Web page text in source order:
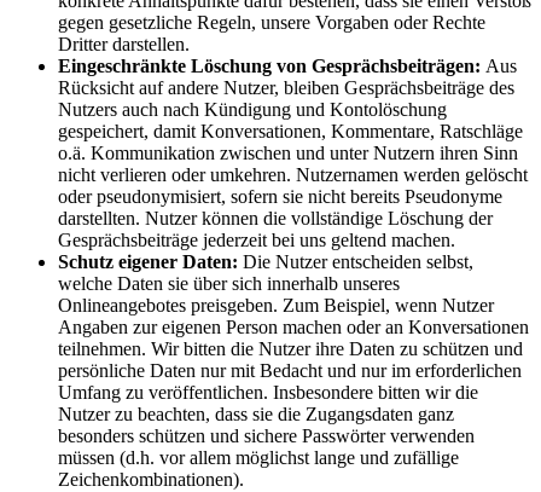
gegen gesetzliche Regeln, unsere Vorgaben oder Rechte
Dritter darstellen.
Eingeschränkte Löschung von Gesprächsbeiträgen: Aus
Rücksicht auf andere Nutzer, bleiben Gesprächsbeiträge des
Nutzers auch nach Kündigung und Kontolöschung
gespeichert, damit Konversationen, Kommentare, Ratschläge
o.ä. Kommunikation zwischen und unter Nutzern ihren Sinn
nicht verlieren oder umkehren. Nutzernamen werden gelöscht
oder pseudonymisiert, sofern sie nicht bereits Pseudonyme
darstellten. Nutzer können die vollständige Löschung der
Gesprächsbeiträge jederzeit bei uns geltend machen.
Schutz eigener Daten: Die Nutzer entscheiden selbst,
welche Daten sie über sich innerhalb unseres
Onlineangebotes preisgeben. Zum Beispiel, wenn Nutzer
Angaben zur eigenen Person machen oder an Konversationen
teilnehmen. Wir bitten die Nutzer ihre Daten zu schützen und
persönliche Daten nur mit Bedacht und nur im erforderlichen
Umfang zu veröffentlichen. Insbesondere bitten wir die
Nutzer zu beachten, dass sie die Zugangsdaten ganz
besonders schützen und sichere Passwörter verwenden
müssen (d.h. vor allem möglichst lange und zufällige
Zeichenkombinationen).